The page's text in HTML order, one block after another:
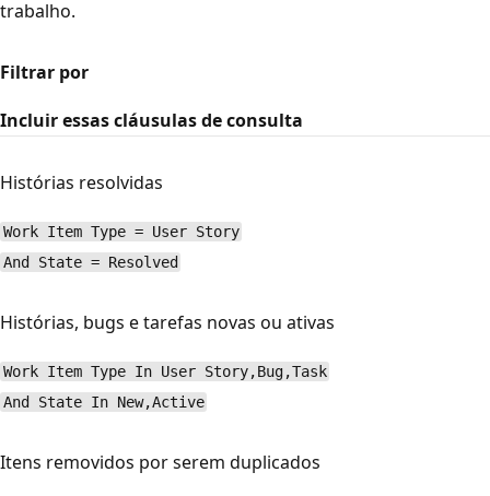
trabalho.
Filtrar por
Incluir essas cláusulas de consulta
Histórias resolvidas
Work Item Type = User Story
And State = Resolved
Histórias, bugs e tarefas novas ou ativas
Work Item Type In User Story,Bug,Task
And State In New,Active
Itens removidos por serem duplicados